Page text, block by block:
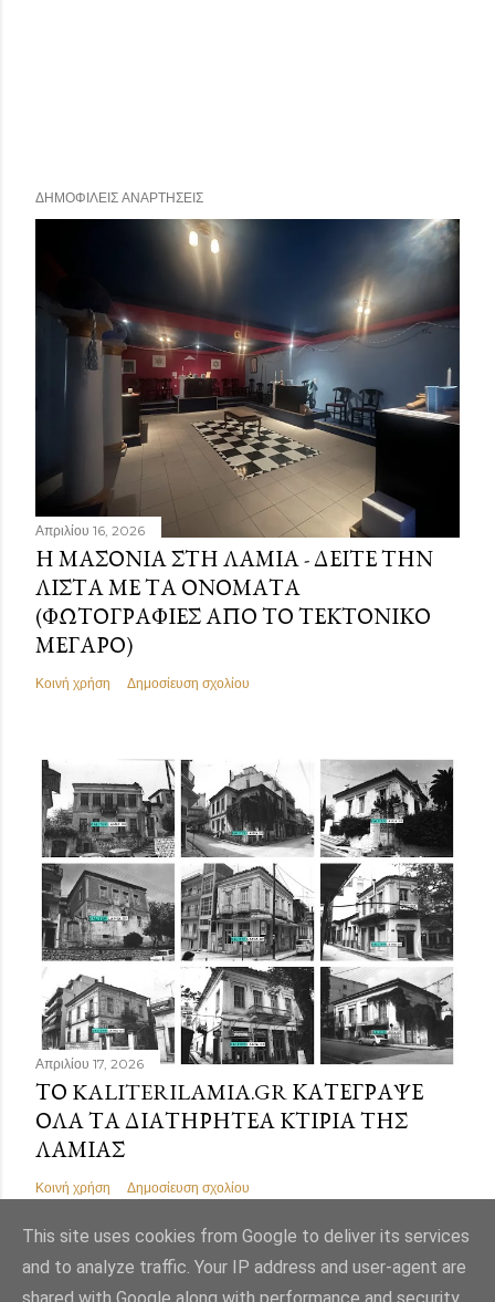
ΔΗΜΟΦΙΛΕΊΣ ΑΝΑΡΤΉΣΕΙΣ
Απριλίου 16, 2026
Η ΜΑΣΟΝΊΑ ΣΤΗ ΛΑΜΊΑ - ΔΕΊΤΕ ΤΗΝ
ΛΊΣΤΑ ΜΕ ΤΑ ΟΝΌΜΑΤΑ
(ΦΩΤΟΓΡΑΦΊΕΣ ΑΠΌ ΤΟ ΤΕΚΤΟΝΙΚΌ
ΜΈΓΑΡΟ)
Κοινή χρήση Δημοσίευση σχολίου
Απριλίου 17, 2026
ΤΟ KALITERILAMIA.GR ΚΑΤΈΓΡΑΨΕ
ΌΛΑ ΤΑ ΔΙΑΤΗΡΗΤΈΑ ΚΤΊΡΙΑ ΤΗΣ
ΛΑΜΊΑΣ
Κοινή χρήση Δημοσίευση σχολίου
This site uses cookies from Google to deliver its services
and to analyze traffic. Your IP address and user-agent are